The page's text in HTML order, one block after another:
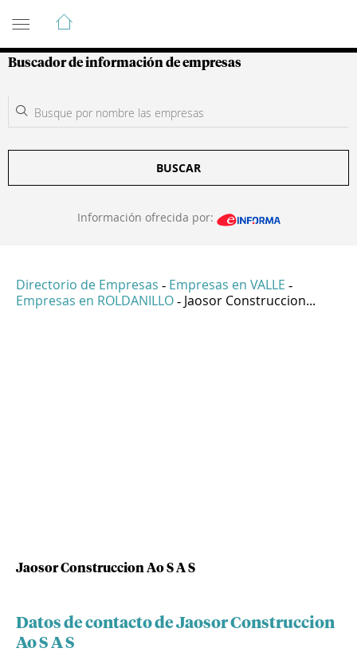
Guía de Empresas Colombianas
Buscador de información de empresas
BUSCAR
Información ofrecida por:
Directorio de Empresas - Empresas en VALLE -
Empresas en ROLDANILLO - Jaosor Construccion...
Jaosor Construccion Ao S A S
Datos de contacto de Jaosor Construccion
Ao S A S